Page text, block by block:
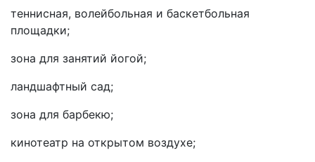
теннисная, волейбольная и баскетбольная
площадки;
зона для занятий йогой;
ландшафтный сад;
зона для барбекю;
кинотеатр на открытом воздухе;